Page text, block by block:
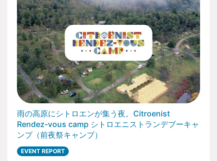
雨の高原にシトロエンが集う夜。Citroenist
Rendez-vous camp シトロエニストランデブーキャ
ンプ（前夜祭キャンプ）
EVENT REPORT